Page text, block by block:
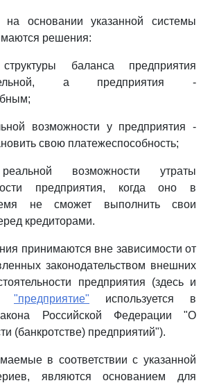
на основании указанной системы
решения:
баланса предприятия
а предприятия -
возможности у предприятия -
свою платежеспособность;
возможности утраты
предприятия, когда оно в
не сможет выполнить свои
кредиторами.
принимаются вне зависимости от
законодательством внешних
предприятия (здесь и
"предприятие" используется в
Российской Федерации "О
(банкротстве) предприятий").
в соответствии с указанной
являются основанием для